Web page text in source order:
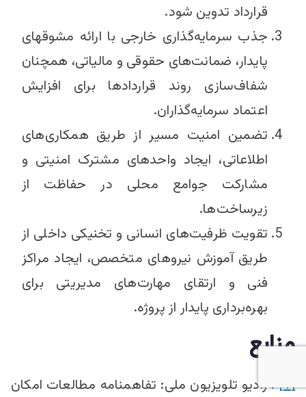
قرارداد تدوین شود.
جذب سرمایه‌گذاری خارجی با ارائه مشوق‎های
پایدار، ضمانت‌های حقوقی و مالیاتی، همچنان
شفاف‌سازی روند قراردادها برای افزایش
اعتماد سرمایه‌گذاران.
تضمین امنیت مسیر از طریق همکاری‌های
اطلاعاتی، ایجاد واحدهای مشترک امنیتی و
مشارکت جوامع محلی در حفاظت از
زیرساخت‌ها.
تقویت ظرفیت‌های انسانی و تخنیکی داخلی از
طریق آموزش نیروهای متخصص، ایجاد مراکز
فنی و ارتقای مهارت‌های مدیریتی برای
بهره‌برداری پایدار از پروژه.
منابع
[1] . رادیو تلویزیون ملی: تفاهمنامه مطالعات امکان